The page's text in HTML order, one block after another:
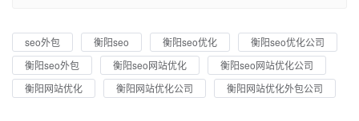
seo外包 衡阳seo 衡阳seo优化
衡阳seo优化公司
衡阳seo外包
衡阳seo网站优化
衡阳seo网站优化公司
衡阳网站优化
衡阳网站优化公司 衡阳网站优化外包公司